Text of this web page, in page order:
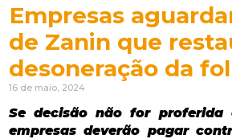
Empresas
de Zanin que
desoneração da
16 de maio, 2024
Se decisão não for proferida
empresas deverão pagar